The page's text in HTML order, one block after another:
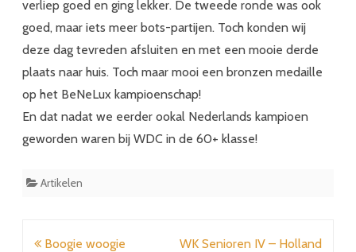
verliep goed en ging lekker. De tweede ronde was ook
goed, maar iets meer bots-partijen. Toch konden wij
deze dag tevreden afsluiten en met een mooie derde
plaats naar huis. Toch maar mooi een bronzen medaille
op het BeNeLux kampioenschap!
En dat nadat we eerder ookal Nederlands kampioen
geworden waren bij WDC in de 60+ klasse!
Artikelen
Bericht
Boogie woogie
WK Senioren IV – Holland